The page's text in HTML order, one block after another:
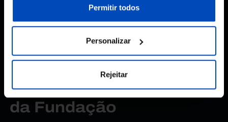
Política de Cookies.
Permitir todos
Personalizar
Rejeitar
Subscreva a newsletter
da Fundação